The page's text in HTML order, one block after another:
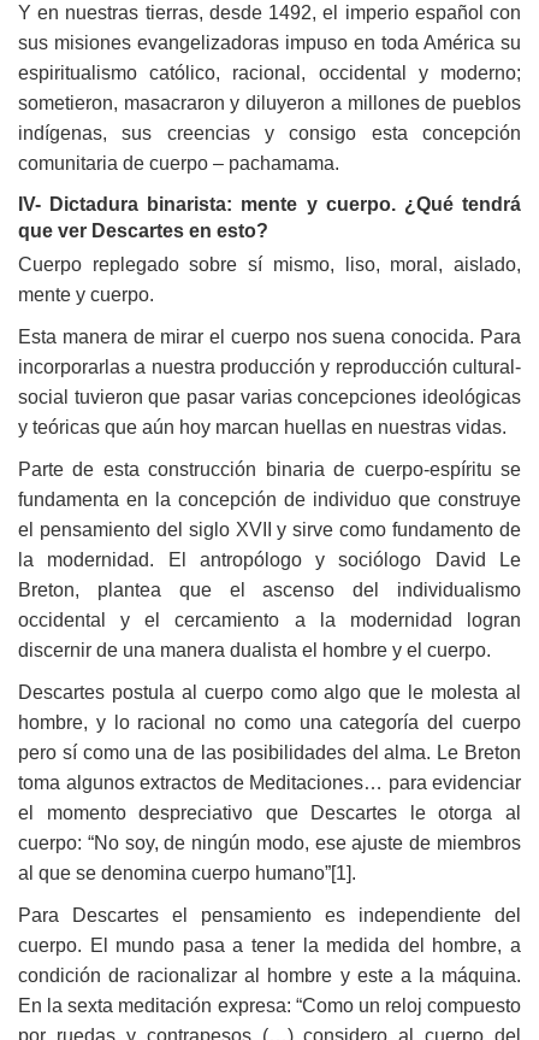
Y en nuestras tierras, desde 1492, el imperio español con
sus misiones evangelizadoras impuso en toda América su
espiritualismo católico, racional, occidental y moderno;
sometieron, masacraron y diluyeron a millones de pueblos
indígenas, sus creencias y consigo esta concepción
comunitaria de cuerpo – pachamama.
IV- Dictadura binarista: mente y cuerpo. ¿Qué tendrá
que ver Descartes en esto?
Cuerpo replegado sobre sí mismo, liso, moral, aislado,
mente y cuerpo.
Esta manera de mirar el cuerpo nos suena conocida. Para
incorporarlas a nuestra producción y reproducción cultural-
social tuvieron que pasar varias concepciones ideológicas
y teóricas que aún hoy marcan huellas en nuestras vidas.
Parte de esta construcción binaria de cuerpo-espíritu se
fundamenta en la concepción de individuo que construye
el pensamiento del siglo XVII y sirve como fundamento de
la modernidad. El antropólogo y sociólogo David Le
Breton, plantea que el ascenso del individualismo
occidental y el cercamiento a la modernidad logran
discernir de una manera dualista el hombre y el cuerpo.
Descartes postula al cuerpo como algo que le molesta al
hombre, y lo racional no como una categoría del cuerpo
pero sí como una de las posibilidades del alma. Le Breton
toma algunos extractos de Meditaciones… para evidenciar
el momento despreciativo que Descartes le otorga al
cuerpo: “No soy, de ningún modo, ese ajuste de miembros
al que se denomina cuerpo humano”[1].
Para Descartes el pensamiento es independiente del
cuerpo. El mundo pasa a tener la medida del hombre, a
condición de racionalizar al hombre y este a la máquina.
En la sexta meditación expresa: “Como un reloj compuesto
por ruedas y contrapesos (…) considero al cuerpo del